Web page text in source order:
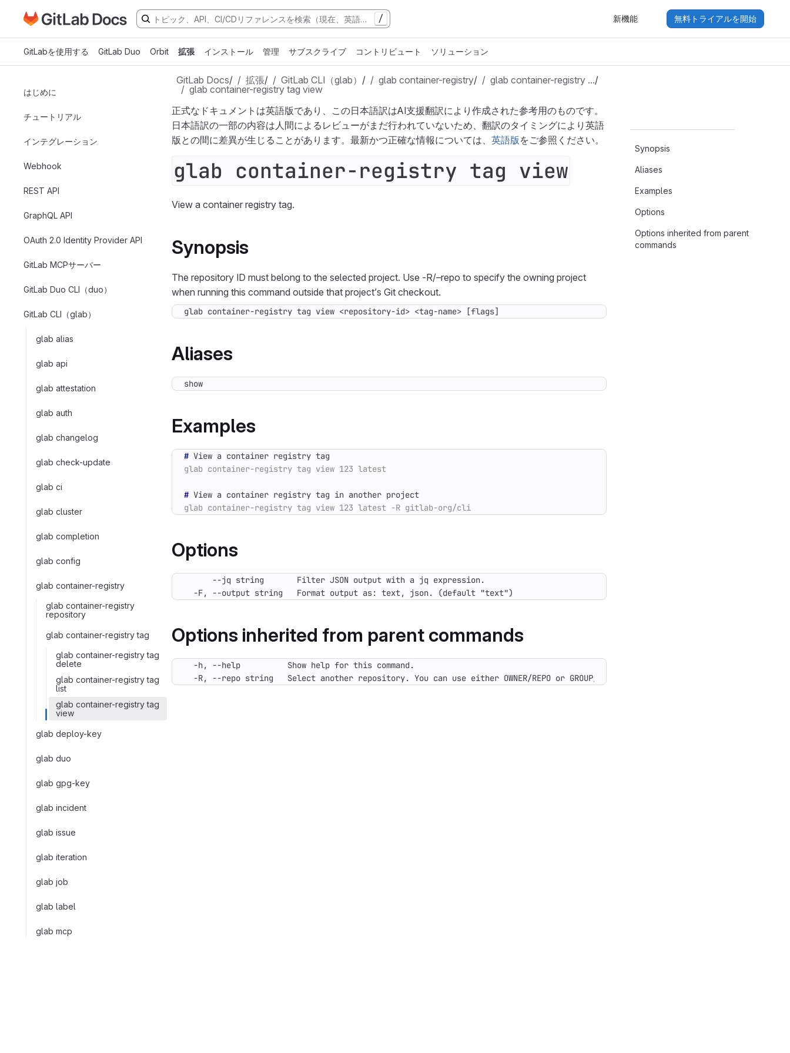
メインコンテンツにスキップ
GitLabドキュメントのホームページに移動 / 新機能 無料トライアルを開始
GitLabを使用する GitLab Duo Orbit 拡張 インストール 管理 サブスクライブ コントリビュート ソリューション
はじめに
チュートリアル
インテグレーション
Webhook
REST API
GraphQL API
OAuth 2.0 Identity Provider API
GitLab MCPサーバー
GitLab Duo CLI（duo）
GitLab CLI（glab）
glab alias
glab api
glab attestation
glab auth
glab changelog
glab check-update
glab ci
glab cluster
glab completion
glab config
glab container-registry
glab container-registry
repository
glab container-registry tag
glab container-registry tag
delete
glab container-registry tag
list
glab container-registry tag
view
glab deploy-key
glab duo
glab gpg-key
glab incident
glab issue
glab iteration
glab job
glab label
glab mcp
GitLab Docs/ 拡張/ GitLab CLI（glab） / glab container-registry/ glab container-registry …/
glab container-registry tag view
正式なドキュメントは英語版であり、この日本語訳はAI支援翻訳により作成された参考用のものです。
日本語訳の一部の内容は人間によるレビューがまだ行われていないため、翻訳のタイミングにより英語
版との間に差異が生じることがあります。最新かつ正確な情報については、 英語版 をご参照ください。
glab container-registry tag view
View a container registry tag.
Synopsis
The repository ID must belong to the selected project. Use -R/–repo to specify the owning project
when running this command outside that project’s Git checkout.
glab container-registry tag view <repository-id> <tag-name> [flags]
Aliases
show
Examples
#
#
Options
  -F, --output string   Format output as: text, json. (default "text")
Options inherited from parent commands
-R, --repo string   Select another repository. You can use either OWNER/REPO or GROUP/NAMESPACE/REPO. The full URL or Git URL
Synopsis
Aliases
Examples
Options
Options inherited from parent
commands